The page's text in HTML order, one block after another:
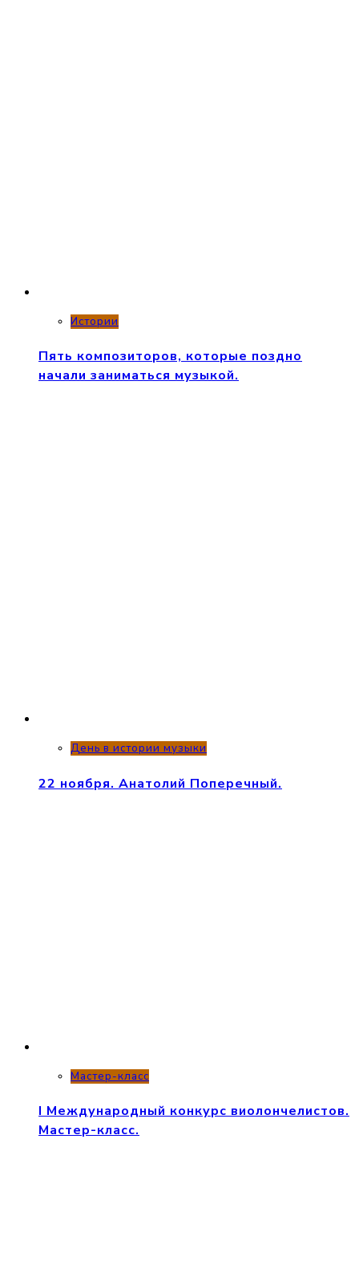
Истории
Пять композиторов, которые поздно
начали заниматься музыкой.
День в истории музыки
22 ноября. Анатолий Поперечный.
Мастер-класс
I Международный конкурс виолончелистов.
Мастер-класс.